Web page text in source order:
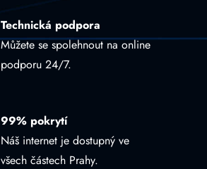
Technická podpora
Můžete se spolehnout na online
podporu 24/7.
99% pokrytí
Náš internet je dostupný ve
všech částech Prahy.